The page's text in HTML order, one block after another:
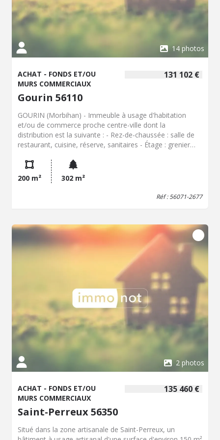
14 photos
131 102 €
ACHAT - FONDS ET/OU
MURS COMMERCIAUX
Gourin 56110
GOURIN (Morbihan) - Immeuble à usage d'habitation
et/ou de commerce proche centre-ville dont la
distribution est la suivante : - Rez-de-chaussée : salle de
restaurant, cuisine, réserve, sanitaires - Étage : grenier
Les informations sur les risques auxquels ce bien est
exposé sont disponibles sur le site Géorisques : www.
georisques. gouv. fr
200 m² 302 m²
Réf : 56071-2677
2 photos
135 460 €
ACHAT - FONDS ET/OU
MURS COMMERCIAUX
Saint-Perreux 56350
Situé dans la zone artisanale de Saint-Perreux, un